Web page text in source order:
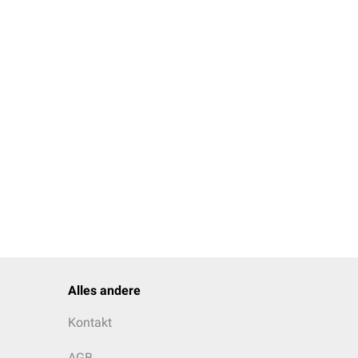
Grenzstrangganglien
Nähe der großen
allerdings ohne dort
Ganglion
Fasern auf
Alles andere
Kontakt